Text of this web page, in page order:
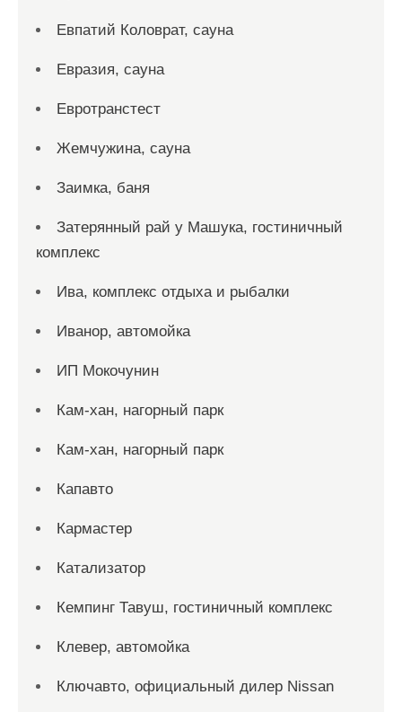
Евпатий Коловрат, сауна
Евразия, сауна
Евротранстест
Жемчужина, сауна
Заимка, баня
Затерянный рай у Машука, гостиничный
комплекс
Ива, комплекс отдыха и рыбалки
Иванор, автомойка
ИП Мокочунин
Кам-хан, нагорный парк
Кам-хан, нагорный парк
Капавто
Кармастер
Катализатор
Кемпинг Тавуш, гостиничный комплекс
Клевер, автомойка
Ключавто, официальный дилер Nissan